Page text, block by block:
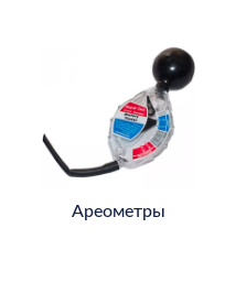
Ареометры